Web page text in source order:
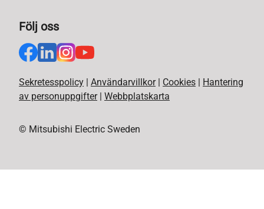
Följ oss
Sekretesspolicy Användarvillkor Cookies
Hantering
av personuppgifter
Webbplatskarta
© Mitsubishi Electric Sweden